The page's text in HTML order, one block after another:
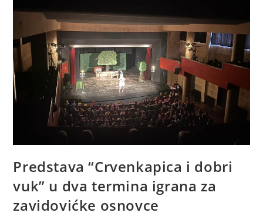
Predstava “Crvenkapica i dobri
vuk” u dva termina igrana za
zavidovićke osnovce